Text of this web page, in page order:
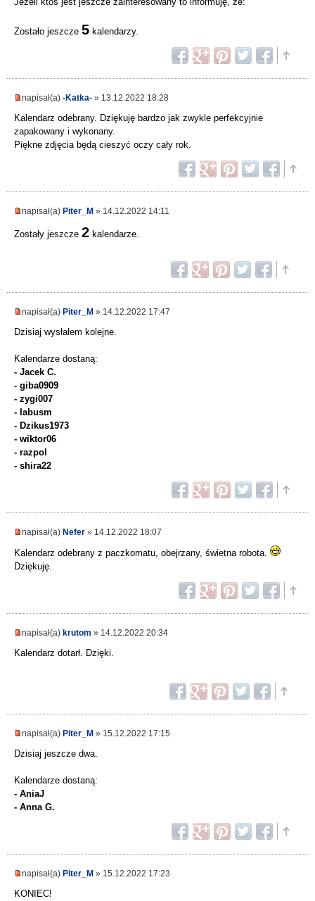
Zostało jeszcze 5 kalendarzy.
napisał(a) -Katka- » 13.12.2022 18:28
Kalendarz odebrany. Dziękuję bardzo jak zwykle perfekcyjnie
zapakowany i wykonany.
Piękne zdjęcia będą cieszyć oczy cały rok.
napisał(a) Piter_M » 14.12.2022 14:11
Zostały jeszcze 2 kalendarze.
napisał(a) Piter_M » 14.12.2022 17:47
Dzisiaj wysłałem kolejne.
Kalendarze dostaną:
- Jacek C.
- giba0909
- zygi007
- labusm
- Dzikus1973
- wiktor06
- razpol
- shira22
napisał(a) Nefer » 14.12.2022 18:07
Kalendarz odebrany z paczkomatu, obejrzany, świetna robota.
Dziękuję.
napisał(a) krutom » 14.12.2022 20:34
Kalendarz dotarł. Dzięki.
napisał(a) Piter_M » 15.12.2022 17:15
Dzisiaj jeszcze dwa.
Kalendarze dostaną:
- AniaJ
- Anna G.
napisał(a) Piter_M » 15.12.2022 17:23
KONIEC!